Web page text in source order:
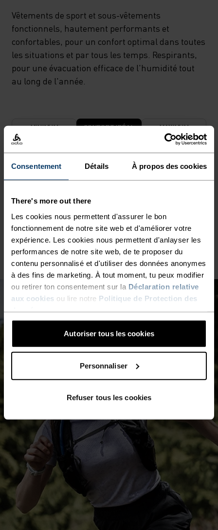
Consentement Détails À propos des cookies
There's more out there
Les cookies nous permettent d'assurer le bon
fonctionnement de notre site web et d'améliorer votre
expérience. Les cookies nous permettent d'anlayser les
performances de notre site web, de te proposer du
contenu personnalisé et d'utiliser des données anonymes
à des fins de marketing. À tout moment, tu peux modifier
ou retirer ton consentement sur la Déclaration relative
aux cookies ou lire notre Politique de Protection des
Autoriser tous les cookies
Personnaliser
Refuser tous les cookies
Vêtements de sport et sous-vêtements
fonctionnels, hautement performants et
confortables, pour un confort optimal dans toutes
les situations et par tous les temps. Respirants,
pour une évacuation efficace de l'humidité tout
au long de l'année.
MINIMUM CONFORT IDÉAL MAXIMUM
30°
25°
20°
15°
10°
5°
0°
-5°
-10°
-15°
-20°
-25°
30°
20°
15°
10°
5°
0°
-5°
-10°
-15°
-20°
-25°